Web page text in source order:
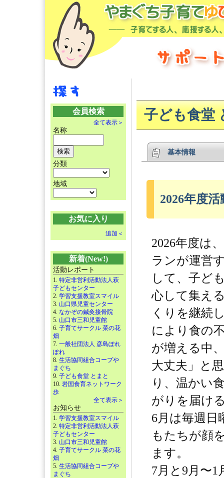
会員検索
全て表示＞
名称
分類
地域
お気に入り
追加＜
新着(New!)
活動レポート
1. 特定非営利活動法人萩
子どもセンター
2. 学習支援教室スマイル
3. 山口県児童センター
4. なかぞの鍼灸接骨院
5. 山口市三和児童館
6. 子育てサークル 菜の花
畑
7. 一般社団法人 彦島ぽれ
ぽれ
8. 生活協同組合コープや
まぐち
9. 子ども食堂 とまと
10. 岩国食育ネットワーク
歩
全て表示＞
お知らせ
1. 学習支援教室スマイル
2. 特定非営利活動法人萩
子どもセンター
3. 山口市三和児童館
4. 子育てサークル 菜の花
畑
5. 生活協同組合コープや
まぐち
子ども食堂
基本情報
2026年度活
2026年度は
ランが運営
して、子ど
心して集え
くりを継続
により食の
が増える中
大丈夫」と
り、温かい
がりを届け
6月は毎週日
もたちが顔
ます。
7月と9月〜